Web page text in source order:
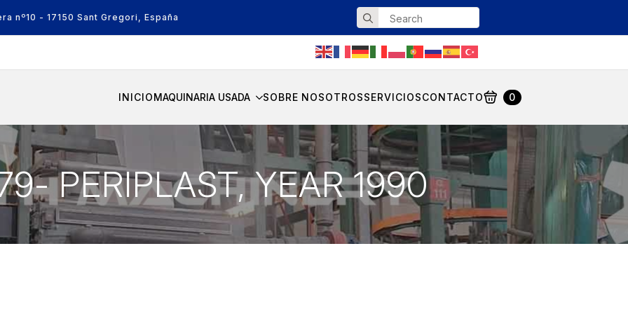
nº10 - 17150 Sant Gregori, España
Search
for:
INICIOMAQUINARIA USADA SOBRE NOSOTROSSERVICIOSCONTACTO 0
PERIPLAST, YEAR 1990